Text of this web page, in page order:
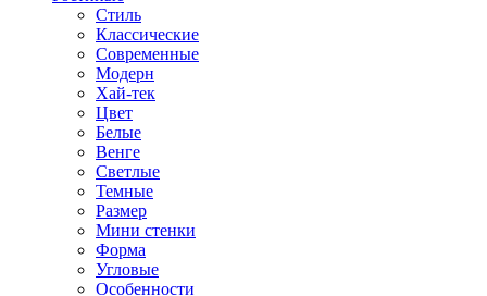
Стиль
Классические
Современные
Модерн
Хай-тек
Цвет
Белые
Венге
Светлые
Темные
Размер
Мини стенки
Форма
Угловые
Особенности